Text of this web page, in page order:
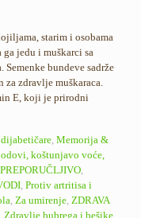
starim i osobama
ga jedu i muškarci sa
Semenke bundeve sadrže
zdravlje muškaraca.
E, koji je prirodni
, Memorija &
koštunjavo voće,
PREPORUČLJIVO,
, Protiv artritisa i
, Za umirenje, ZDRAVA
, Zdravlje bubrega i bešike